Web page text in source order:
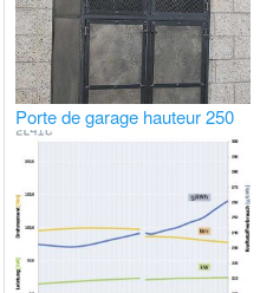
Porte de garage hauteur 250